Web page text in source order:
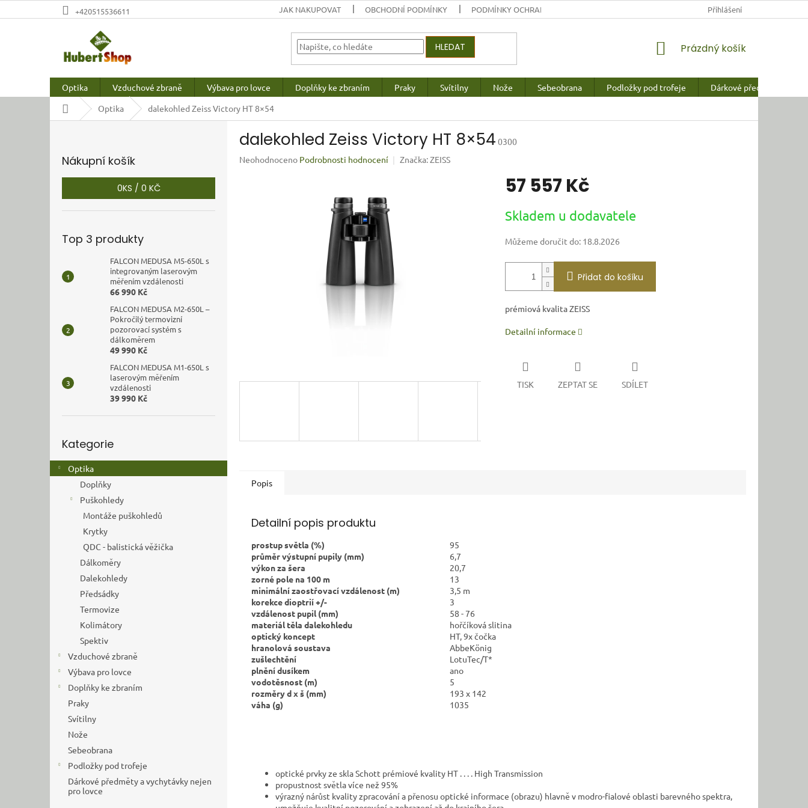
na
+420515536611 JAK NAKUPOVAT OBCHODNÍ PODMÍNKY PODMÍNKY OCHRANY OSOBNÍCH ÚDAJŮ Přihlášení
HLEDAT
NÁKUPNÍ
Prázdný košík
Optika Vzduchové zbraně Výbava pro lovce Doplňky ke zbraním Praky Svítilny Nože Sebeobrana Podložky pod trofeje
Dárkové předměty a
Domů
Optika dalekohled Zeiss Victory HT 8×54
Nákupní košík
0KS / 0 KČ
Top 3 produkty
FALCON MEDUSA M5-650L s
integrovaným laserovým
měřením vzdálenosti
66 990 Kč
FALCON MEDUSA M2-650L –
Pokročilý termovizní
pozorovací systém s
dálkoměrem
49 990 Kč
FALCON MEDUSA M1-650L s
laserovým měřením
vzdálenosti
39 990 Kč
kategorie
Kategorie
Optika
Doplňky
Puškohledy
Montáže puškohledů
Krytky
QDC - balistická věžička
Dálkoměry
Dalekohledy
Předsádky
Termovize
Kolimátory
Spektiv
Vzduchové zbraně
Výbava pro lovce
Doplňky ke zbraním
Praky
Svítilny
Nože
Sebeobrana
Podložky pod trofeje
Dárkové předměty a vychytávky nejen
pro lovce
dalekohled Zeiss Victory HT 8×54 0300
Průměrné
Neohodnoceno Podrobnosti hodnocení Značka:ZEISS
57 557 Kč
cena:
Skladem u dodavatele
Můžeme doručit do: 18.8.2026
Přidat do košíku
prémiová kvalita ZEISS
Detailní informace
TISK ZEPTAT SE SDÍLET
Popis
Detailní popis produktu
prostup světla (%)
95
průměr výstupní pupily (mm)
6,7
výkon za šera
20,7
zorné pole na 100 m
13
minimální zaostřovacívzdálenost (m)
3,5 m
korekce dioptrií +/-
3
vzdálenost pupil (mm)
58 - 76
materiál těla dalekohledu
hořčíková slitina
optický koncept
HT, 9x čočka
hranolová soustava
AbbeKönig
zušlechtění
LotuTec/T*
plnění dusíkem
ano
vodotěsnost (m)
5
rozměry d x š (mm)
193 x 142
váha (g)
1035
optické prvky ze skla Schott prémiové kvality HT . . . . High Transmission
propustnost světlavíce než 95%
výrazný nárůst kvality zpracování a přenosu optické informace (obrazu) hlavně v modro-fialové oblasti barevného spektra,